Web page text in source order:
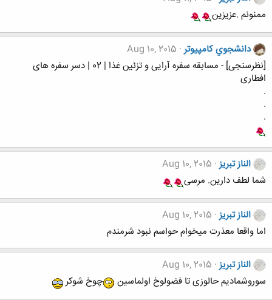
ممنونم .عزیزین
دانشجوي كامپيوتر Aug 10, 2015
[نظرسنجی] - مسابقه سفره آرایی و تزئین غذا | 02 | دسر سفره های
افطاری
.
.
.
الناز تبریز Aug 10, 2015
شما لطف دارین. مرسی
الناز تبریز Aug 10, 2015
اما واقعا معذرت میخوام حواسم نبود شرمندم
الناز تبریز Aug 10, 2015
سوروشمادیم حالوزی تا فضولوخ اولماسین
چوخ شوکر